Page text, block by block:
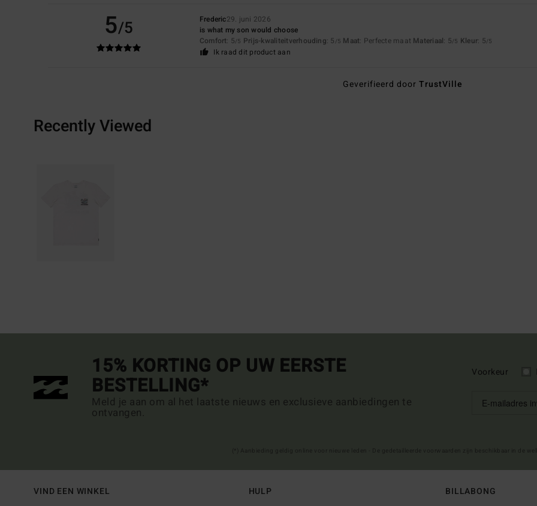
5/5 Frederic29. juni 2026
is what my son would choose
Comfort: 5/5 Prijs-kwaliteitverhouding: 5 /5 Maat: Perfecte maat Materiaal: 5/5 Kleur: 5/5
Ik raad dit product aan
Geverifieerd door TrustVille
Recently Viewed
15% KORTING OP UW EERSTE
BESTELLING*
Meld je aan om al het laatste nieuws en exclusieve aanbiedingen te
ontvangen.
Voorkeur
VIND EEN WINKEL HULP BILLABONG